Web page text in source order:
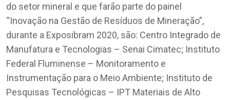
do setor mineral e que farão parte do painel
“Inovação na Gestão de Resíduos de Mineração”,
durante a Exposibram 2020, são: Centro Integrado de
Manufatura e Tecnologias – Senai Cimatec; Instituto
Federal Fluminense – Monitoramento e
Instrumentação para o Meio Ambiente; Instituto de
Pesquisas Tecnológicas – IPT Materiais de Alto